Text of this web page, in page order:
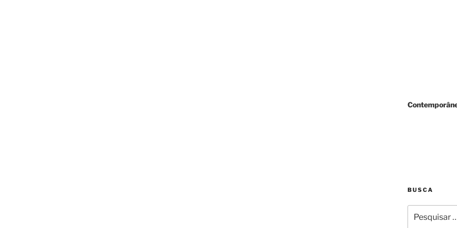
BUSCA
por: